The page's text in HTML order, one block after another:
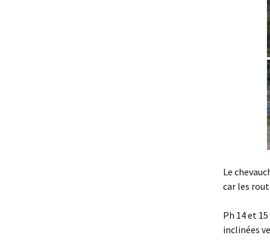
Le
car les
Ph 14 et
inclinées